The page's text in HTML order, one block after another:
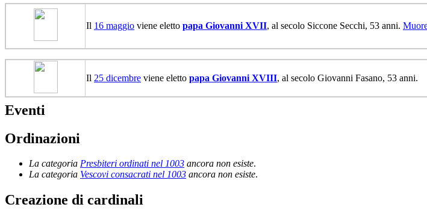
Il 16 maggio viene eletto papa Giovanni XVII, al secolo Siccone Secchi, 53 anni.
Il 25 dicembre viene eletto papa Giovanni XVIII, al secolo Giovanni Fasano, 53 anni.
Eventi
Ordinazioni
La categoria Presbiteri ordinati nel 1003 ancora non esiste.
La categoria Vescovi consacrati nel 1003 ancora non esiste.
Creazione di cardinali